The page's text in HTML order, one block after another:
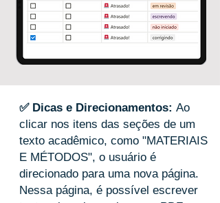
✅ Dicas e Direcionamentos: Ao
clicar nos itens das seções de um
texto acadêmico, como "MATERIAIS
E MÉTODOS", o usuário é
direcionado para uma nova página.
Nessa página, é possível escrever